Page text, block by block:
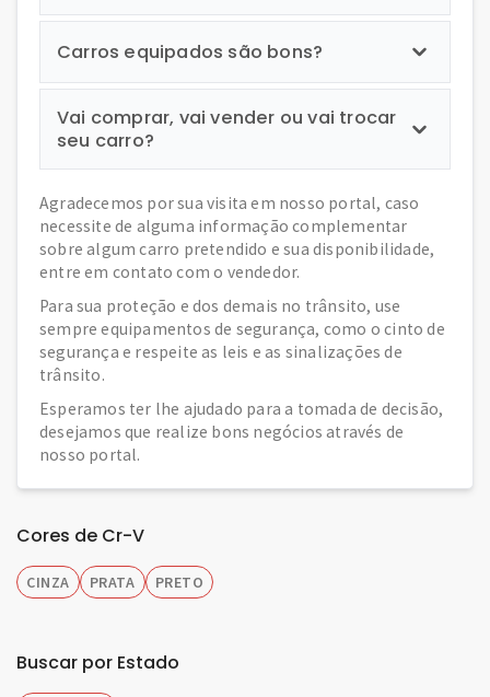
Carros equipados são bons?
Vai comprar, vai vender ou vai trocar
seu carro?
Agradecemos por sua visita em nosso portal, caso
necessite de alguma informação complementar
sobre algum carro pretendido e sua disponibilidade,
entre em contato com o vendedor.
Para sua proteção e dos demais no trânsito, use
sempre equipamentos de segurança, como o cinto de
segurança e respeite as leis e as sinalizações de
trânsito.
Esperamos ter lhe ajudado para a tomada de decisão,
desejamos que realize bons negócios através de
nosso portal.
Cores de Cr-V
CINZA PRATA PRETO
Buscar por Estado